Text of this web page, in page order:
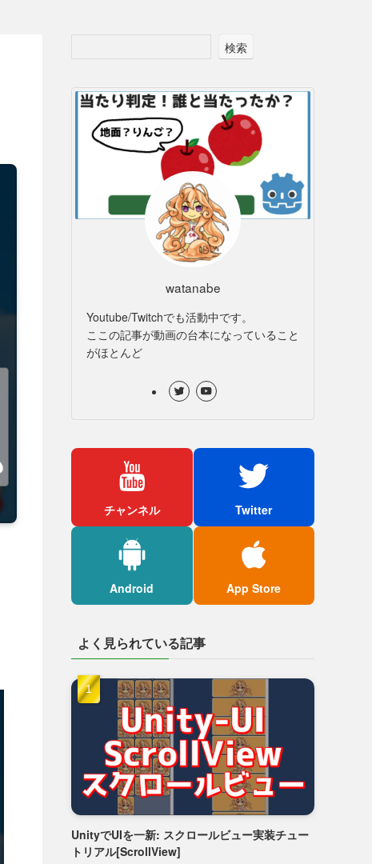
検索
watanabe
Youtube/Twitchでも活動中です。
ここの記事が動画の台本になっていること
がほとんど
チャンネル Twitter
Android App Store
よく見られている記事
UnityでUIを一新: スクロールビュー実装チュー
トリアル[ScrollView]